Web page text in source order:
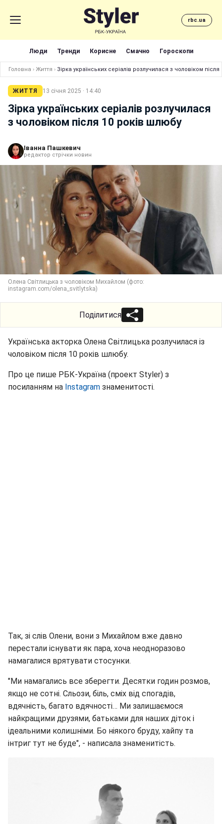
rbc.ua
Люди Тренди Корисне Смачно Гороскопи
Головна › Життя › Зірка українських серіалів розлучилася з чоловіком
ЖИТТЯ 13 січня 2025 · 14:40
Зірка українських серіалів розлучилася
з чоловіком після 10 років шлюбу
Іванна Пашкевич
редактор стрічки новин
Олена Світлицька з чоловіком Михайлом (фото:
instagram.com/olena_svitlytska)
Поділитися
Українська акторка Олена Світлицька розлучилася із
чоловіком після 10 років шлюбу.
Про це пише РБК-Україна (проект Styler) з
посиланням на Instagram знаменитості.
Так, зі слів Олени, вони з Михайлом вже давно
перестали існувати як пара, хоча неодноразово
намагалися врятувати стосунки.
"Ми намагались все зберегти. Десятки годин розмов,
якщо не сотні. Сльози, біль, сміх від спогадів,
вдячність, багато вдячності… Ми залишаємося
найкращими друзями, батьками для наших діток і
ідеальними колишніми. Бо ніякого бруду, хайпу та
інтриг тут не буде", - написала знаменитість.